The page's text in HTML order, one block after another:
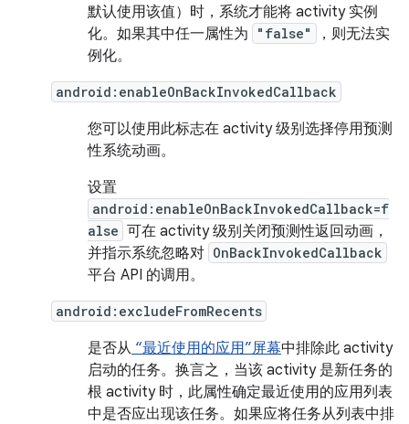
默认使用该值）时，系统才能将 activity 实例
化。如果其中任一属性为
"false"
，则无法实
例化。
android:enableOnBackInvokedCallback
您可以使用此标志在 activity 级别选择停用预测
性系统动画。
设置
android:enableOnBackInvokedCallback=f
alse 可在 activity 级别关闭预测性返回动画，
并指示系统忽略对 OnBackInvokedCallback
平台 API 的调用。
android:excludeFromRecents
是否从 “最近使用的应用”屏幕中排除此 activity
启动的任务。换言之，当该 activity 是新任务的
根 activity 时，此属性确定最近使用的应用列表
中是否应出现该任务。如果应将任务从列表中排